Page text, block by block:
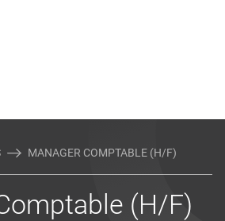
MANAGER COMPTABLE (H/F)
(H/F)